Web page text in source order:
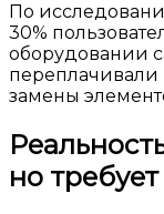
По
30%
оборудовании
переплачивали
замены
но